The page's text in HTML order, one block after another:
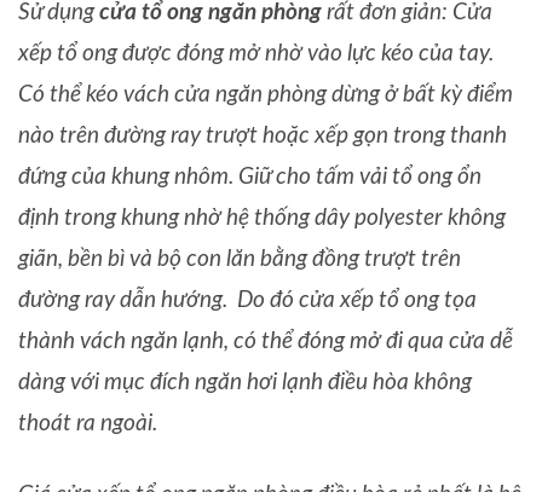
Sử dụngcửa tổ ong ngăn phòng rất đơn giản: Cửa
xếp tổ ong được đóng mở nhờ vào lực kéo của tay.
Có thể kéo vách cửa ngăn phòng dừng ở bất kỳ điểm
nào trên đường ray trượt hoặc xếp gọn trong thanh
đứng của khung nhôm. Giữ cho tấm vải tổ ong ổn
định trong khung nhờ hệ thống dây polyester không
giãn, bền bì và bộ con lăn bằng đồng trượt trên
đường ray dẫn hướng. Do đó cửa xếp tổ ong tọa
thành vách ngăn lạnh, có thể đóng mở đi qua cửa dễ
dàng với mục đích ngăn hơi lạnh điều hòa không
thoát ra ngoài.